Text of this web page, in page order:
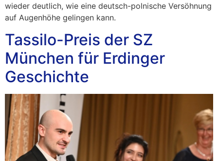
wieder deutlich, wie eine deutsch-polnische Versöhnung
auf Augenhöhe gelingen kann.
Tassilo-Preis der SZ
München für Erdinger
Geschichte